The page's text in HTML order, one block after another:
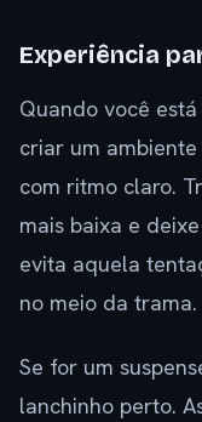
Experiência
Quando você
criar um
com ritmo claro.
mais baixa e
evita aquela
no meio da trama.
Se for um
lanchinho perto.